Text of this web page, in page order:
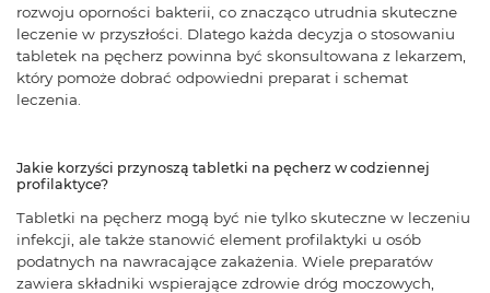
rozwoju oporności bakterii, co znacząco utrudnia skuteczne
leczenie w przyszłości. Dlatego każda decyzja o stosowaniu
tabletek na pęcherz powinna być skonsultowana z lekarzem,
który pomoże dobrać odpowiedni preparat i schemat
leczenia.
Jakie korzyści przynoszą tabletki na pęcherz w codziennej
profilaktyce?
Tabletki na pęcherz mogą być nie tylko skuteczne w leczeniu
infekcji, ale także stanowić element profilaktyki u osób
podatnych na nawracające zakażenia. Wiele preparatów
zawiera składniki wspierające zdrowie dróg moczowych,